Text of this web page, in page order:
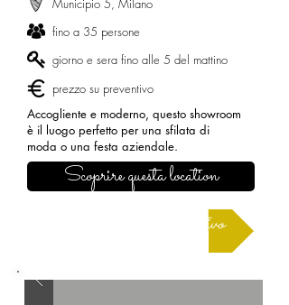
Municipio 5, Milano
fino a 35 persone
giorno e sera fino alle 5 del mattino
prezzo su preventivo
Accogliente e moderno, questo showroom
è il luogo perfetto per una sfilata di
moda o una festa aziendale.
Scoprire questa location
Richiedere un preventivo